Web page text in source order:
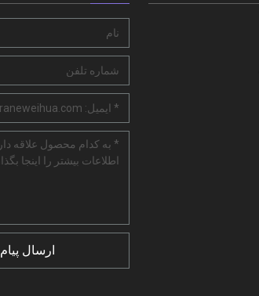
ارسال پیام